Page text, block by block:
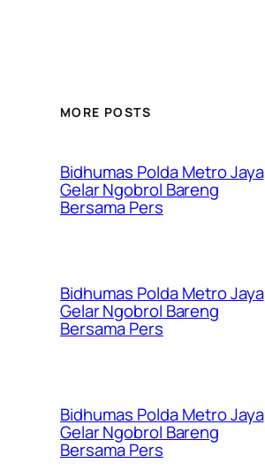
MORE POSTS
Bidhumas Polda Metro Jaya
Gelar Ngobrol Bareng
Bersama Pers
Bidhumas Polda Metro Jaya
Gelar Ngobrol Bareng
Bersama Pers
Bidhumas Polda Metro Jaya
Gelar Ngobrol Bareng
Bersama Pers